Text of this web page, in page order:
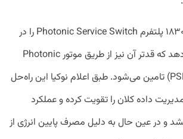
نوکیا برای این پروژه ۱۸۳۰ پلتفرم Photonic Service Switch را در
اختیار TWA قرار می‌دهد که قدتر آن نیز از طریق موتور Photonic
Service نوکیا (PSE-Vs) تامین می‌شود. طبق اعلام نوکیا این راه‌حل
داده کلان را تقویت کرده و عملکرد
و در عین حال به دلیل مصرف پایین انرژی از